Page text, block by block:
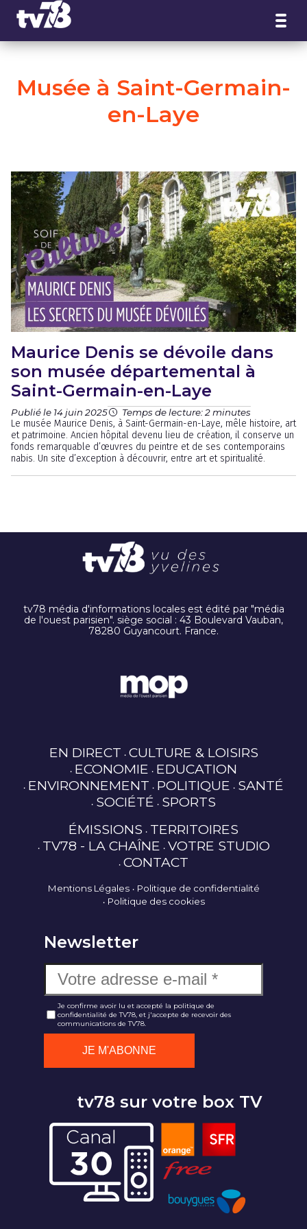
Musée à Saint-Germain-
en-Laye
Maurice Denis se dévoile dans
son musée départemental à
Saint-Germain-en-Laye
Publié le 14 juin 2025 Temps de lecture: 2 minutes
Le musée Maurice Denis, à Saint-Germain-en-Laye, mêle histoire, art
et patrimoine. Ancien hôpital devenu lieu de création, il conserve un
fonds remarquable d’œuvres du peintre et de ses contemporains
nabis. Un site d’exception à découvrir, entre art et spiritualité.
tv78 média d'informations locales est édité par "média
de l'ouest parisien". siège social : 43 Boulevard Vauban,
78280 Guyancourt. France.
EN DIRECT CULTURE & LOISIRS
ECONOMIE EDUCATION
ENVIRONNEMENT POLITIQUE SANTÉ
SOCIÉTÉ SPORTS
ÉMISSIONS TERRITOIRES
TV78 - LA CHAÎNE VOTRE STUDIO
CONTACT
Mentions Légales
Politique de confidentialité
Politique des cookies
Newsletter
Je confirme avoir lu et accepté la politique de
confidentialité de TV78, et j'accepte de recevoir des
communications de TV78.
tv78 sur votre box TV
Panneau de gestion des cookies